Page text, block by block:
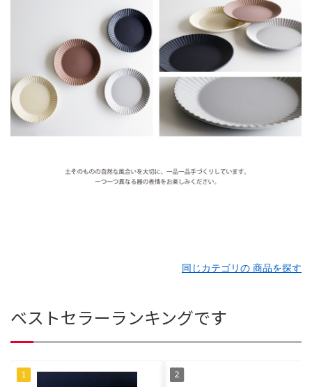
同じカテゴリの 商品を探す
ベストセラーランキングです